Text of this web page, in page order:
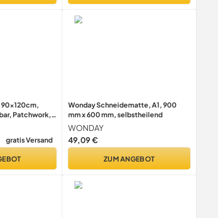
Patchwork,
gratis Versand
Wonday Schneidematte, A1, 900
mm x 600 mm, selbstheilend
WONDAY
49,09 €
ZUM ANGEBOT